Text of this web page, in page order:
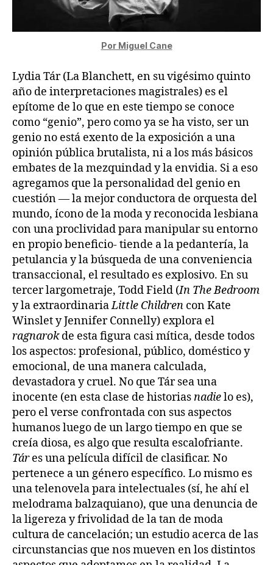
Por Miguel Cane
Lydia Tár (La Blanchett, en su vigésimo quinto
año de interpretaciones magistrales) es el
epítome de lo que en este tiempo se conoce
como “genio”, pero como ya se ha visto, ser un
genio no está exento de la exposición a una
opinión pública brutalista, ni a los más básicos
embates de la mezquindad y la envidia. Si a eso
agregamos que la personalidad del genio en
cuestión — la mejor conductora de orquesta del
mundo, ícono de la moda y reconocida lesbiana
con una proclividad para manipular su entorno
en propio beneficio- tiende a la pedantería, la
petulancia y la búsqueda de una conveniencia
transaccional, el resultado es explosivo. En su
tercer largometraje, Todd Field (In The Bedroom
y la extraordinariaLittle Children con Kate
Winslet y Jennifer Connelly) explora el
ragnarokde esta figura casi mítica, desde todos
los aspectos: profesional, público, doméstico y
emocional, de una manera calculada,
devastadora y cruel. No que Tár sea una
inocente (en esta clase de historiasnadielo es),
pero el verse confrontada con sus aspectos
humanos luego de un largo tiempo en que se
creía diosa, es algo que resulta escalofriante.
Táres una película difícil de clasificar. No
pertenece a un género específico. Lo mismo es
una telenovela para intelectuales (sí, he ahí el
melodrama balzaquiano), que una denuncia de
la ligereza y frivolidad de la tan de moda
cultura de cancelación; un estudio acerca de las
circunstancias que nos mueven en los distintos